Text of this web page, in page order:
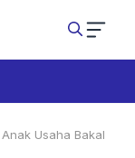
Usaha Bakal